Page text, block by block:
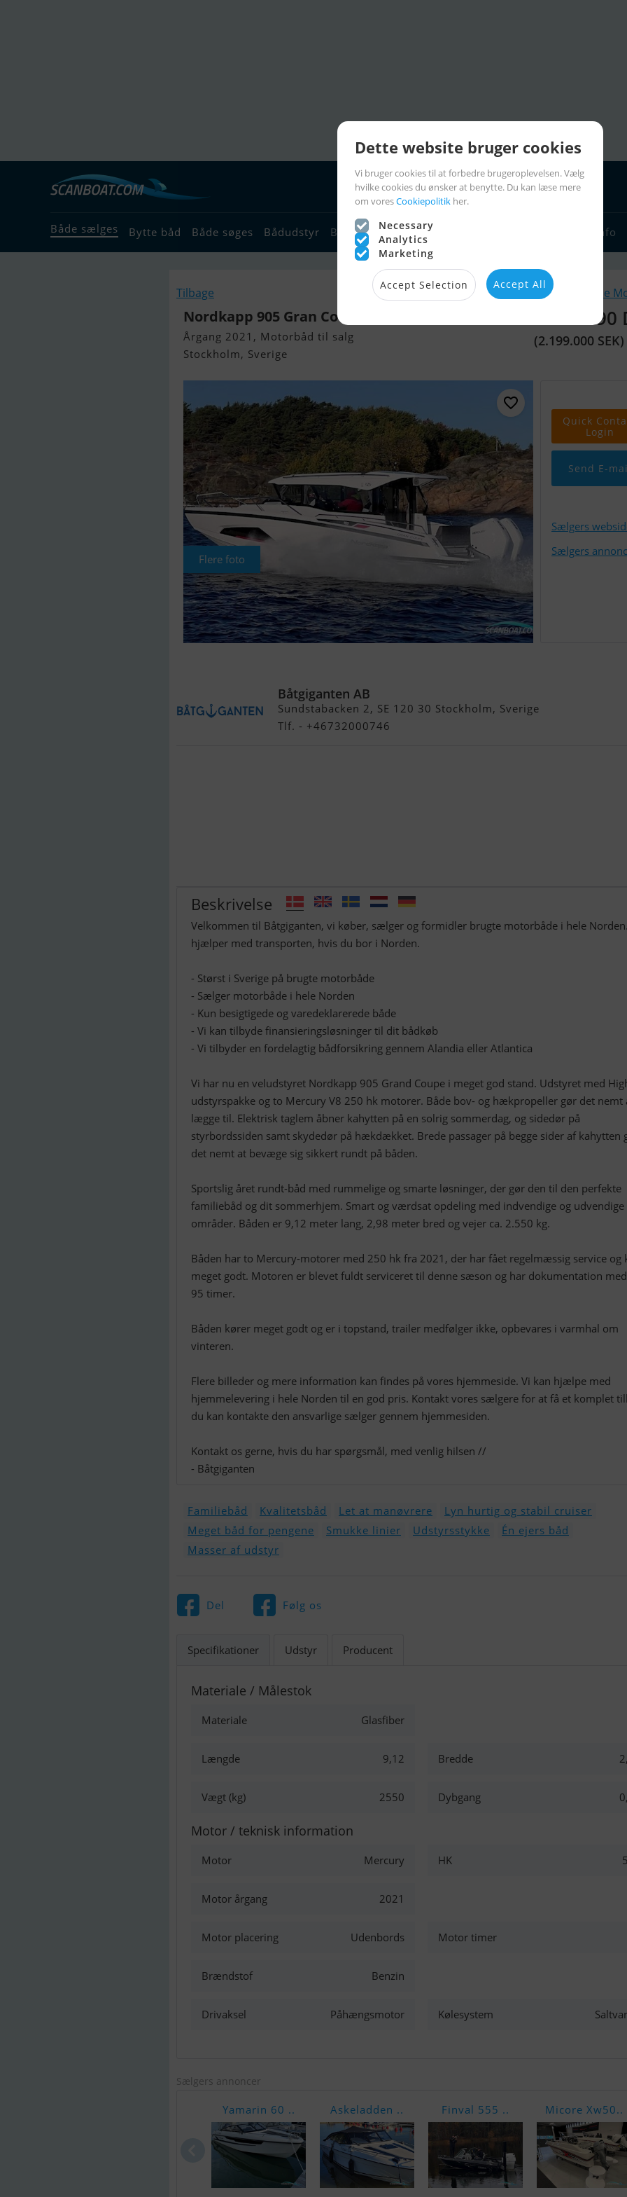
Både sælges Bytte båd Både søges Bådudstyr Bådforhandlere Sejlerlinks Sejlerinfo
Tilbage Lignende
Nordkapp 905 Gran Coupe
Årgang 2021, Motorbåd til salg
Stockholm, Sverige
1.521.290
(2.199.000 SEK)
Flere foto
Quick
Login
Send E-
Sælgers
Sælgers
Båtgiganten AB
Sundstabacken 2, SE 120 30 Stockholm, Sverige
Tlf. - +46732000746
Beskrivelse
Velkommen til Båtgiganten, vi køber, sælger og formidler brugte motorbåde i hele
hjælper med transporten, hvis du bor i Norden.
- Størst i Sverige på brugte motorbåde
- Sælger motorbåde i hele Norden
- Kun besigtigede og varedeklarerede både
- Vi kan tilbyde finansieringsløsninger til dit bådkøb
- Vi tilbyder en fordelagtig bådforsikring gennem Alandia eller Atlantica
Vi har nu en veludstyret Nordkapp 905 Grand Coupe i meget god stand. Udstyret med
udstyrspakke og to Mercury V8 250 hk motorer. Både bov- og hækpropeller gør det nemt
lægge til. Elektrisk taglem åbner kahytten på en solrig sommerdag, og sidedør på
styrbordssiden samt skydedør på hækdækket. Brede passager på begge sider af kahytten
det nemt at bevæge sig sikkert rundt på båden.
Sportslig året rundt-båd med rummelige og smarte løsninger, der gør den til den perfekte
familiebåd og dit sommerhjem. Smart og værdsat opdeling med indvendige og udvendige
områder. Båden er 9,12 meter lang, 2,98 meter bred og vejer ca. 2.550 kg.
Båden har to Mercury-motorer med 250 hk fra 2021, der har fået regelmæssig service og
meget godt. Motoren er blevet fuldt serviceret til denne sæson og har dokumentation
95 timer.
Båden kører meget godt og er i topstand, trailer medfølger ikke, opbevares i varmhal om
vinteren.
Flere billeder og mere information kan findes på vores hjemmeside. Vi kan hjælpe med
hjemmelevering i hele Norden til en god pris. Kontakt vores sælgere for at få et komplet
du kan kontakte den ansvarlige sælger gennem hjemmesiden.
Kontakt os gerne, hvis du har spørgsmål, med venlig hilsen //
- Båtgiganten
Familiebåd Kvalitetsbåd Let at manøvrere
Lyn hurtig og stabil cruiser
Meget båd for pengene
Smukke linier Udstyrsstykke
Én ejers båd
Masser af udstyr
Del Følg os
Specifikationer Udstyr Producent
Materiale / Målestok
Materiale Glasfiber
Længde 9,12 Bredde
Vægt (kg) 2550 Dybgang
Motor / teknisk information
Motor Mercury HK
Motor årgang 2021
Motor placering Udenbords Motor timer
Brændstof Benzin
Drivaksel Påhængsmotor Kølesystem
Sælgers annoncer
Yamarin 60 .. Askeladden .. Finval 555 .. Micore Xw50..
Dette website bruger cookies
Vi bruger cookies til at forbedre brugeroplevelsen. Vælg
hvilke cookies du ønsker at benytte. Du kan læse mere
om voresCookiepolitik her.
Necessary
Analytics
Marketing
Accept Selection Accept All